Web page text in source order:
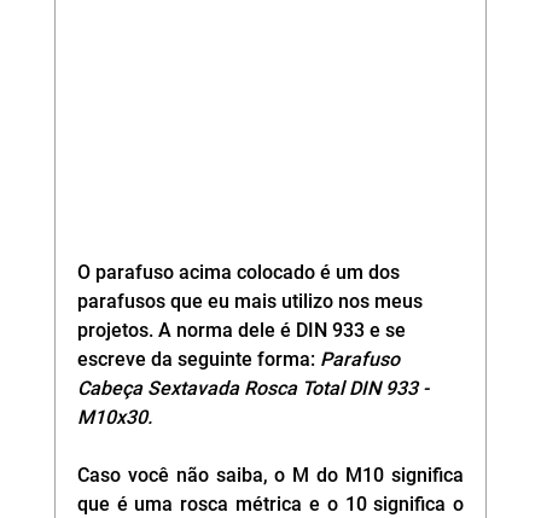
O parafuso acima colocado é um dos
parafusos que eu mais utilizo nos meus
projetos. A norma dele é DIN 933 e se
escreve da seguinte forma: Parafuso
Cabeça Sextavada Rosca Total DIN 933 -
M10x30.
Caso você não saiba, o M do M10 significa
que é uma rosca métrica e o 10 significa o